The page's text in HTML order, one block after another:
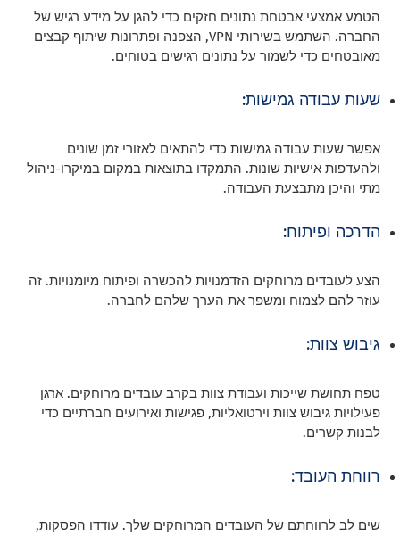
הטמע אמצעי אבטחת נתונים חזקים כדי להגן על מידע רגיש של
החברה. השתמש בשירותי VPN, הצפנה ופתרונות שיתוף קבצים
מאובטחים כדי לשמור על נתונים רגישים בטוחים.
שעות עבודה גמישות:
אפשר שעות עבודה גמישות כדי להתאים לאזורי זמן שונים
ולהעדפות אישיות שונות. התמקדו בתוצאות במקום במיקרו-ניהול
מתי והיכן מתבצעת העבודה.
הדרכה ופיתוח:
הצע לעובדים מרוחקים הזדמנויות להכשרה ופיתוח מיומנויות. זה
עוזר להם לצמוח ומשפר את הערך שלהם לחברה.
גיבוש צוות:
טפח תחושת שייכות ועבודת צוות בקרב עובדים מרוחקים. ארגן
פעילויות גיבוש צוות וירטואליות, פגישות ואירועים חברתיים כדי
לבנות קשרים.
רווחת העובד:
שים לב לרווחתם של העובדים המרוחקים שלך. עודדו הפסקות,